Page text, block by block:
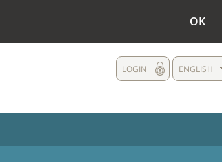
OK
ENGLISH
LOGIN